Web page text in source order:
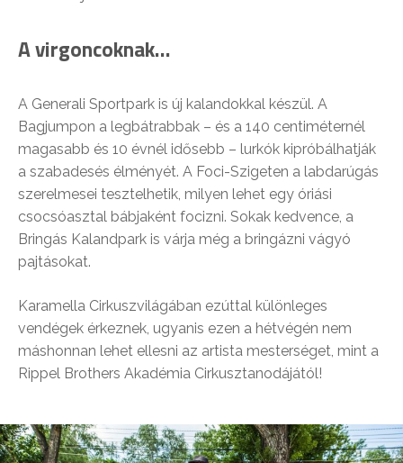
A virgoncoknak…
A Generali Sportpark is új kalandokkal készül. A
Bagjumpon a legbátrabbak – és a 140 centiméternél
magasabb és 10 évnél idősebb – lurkók kipróbálhatják
a szabadesés élményét. A Foci-Szigeten a labdarúgás
szerelmesei tesztelhetik, milyen lehet egy óriási
csocsóasztal bábjaként focizni. Sokak kedvence, a
Bringás Kalandpark is várja még a bringázni vágyó
pajtásokat.
Karamella Cirkuszvilágában ezúttal különleges
vendégek érkeznek, ugyanis ezen a hétvégén nem
máshonnan lehet ellesni az artista mesterséget, mint a
Rippel Brothers Akadémia Cirkusztanodájától!